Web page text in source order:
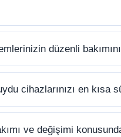
düzenli
cihazlarınızı en kısa
ve değişimi